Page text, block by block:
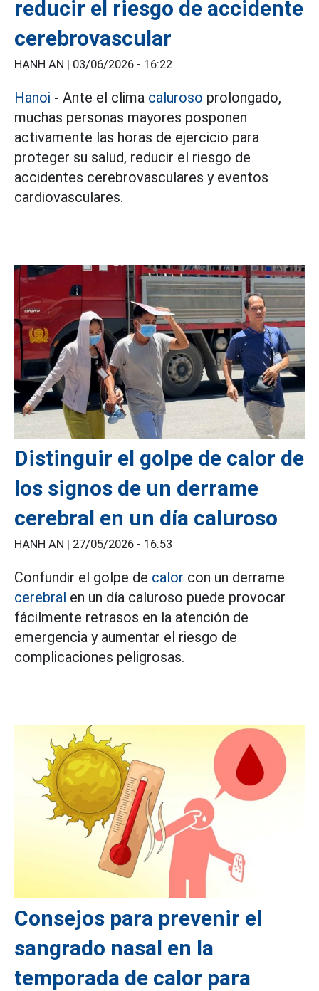
reducir el riesgo de accidente
cerebrovascular
HẠNH AN | 03/06/2026 - 16:22
Hanoi - Ante el clima caluroso prolongado,
muchas personas mayores posponen
activamente las horas de ejercicio para
proteger su salud, reducir el riesgo de
accidentes cerebrovasculares y eventos
cardiovasculares.
Distinguir el golpe de calor de
los signos de un derrame
cerebral en un día caluroso
HẠNH AN | 27/05/2026 - 16:53
Confundir el golpe de calor con un derrame
cerebral en un día caluroso puede provocar
fácilmente retrasos en la atención de
emergencia y aumentar el riesgo de
complicaciones peligrosas.
Consejos para prevenir el
sangrado nasal en la
temporada de calor para